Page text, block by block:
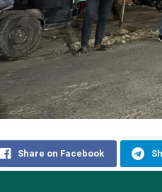
Share on Facebook